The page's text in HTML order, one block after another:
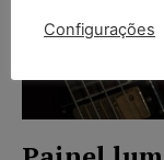
Configurações